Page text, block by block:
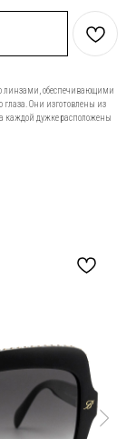
линзами, обеспечивающими
глаза. Они изготовлены из
каждой дужке расположены